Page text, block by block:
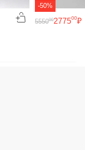
-50%
277500₽
555000